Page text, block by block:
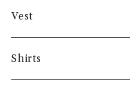
Gambert
NORIEI
Vest
Shirts